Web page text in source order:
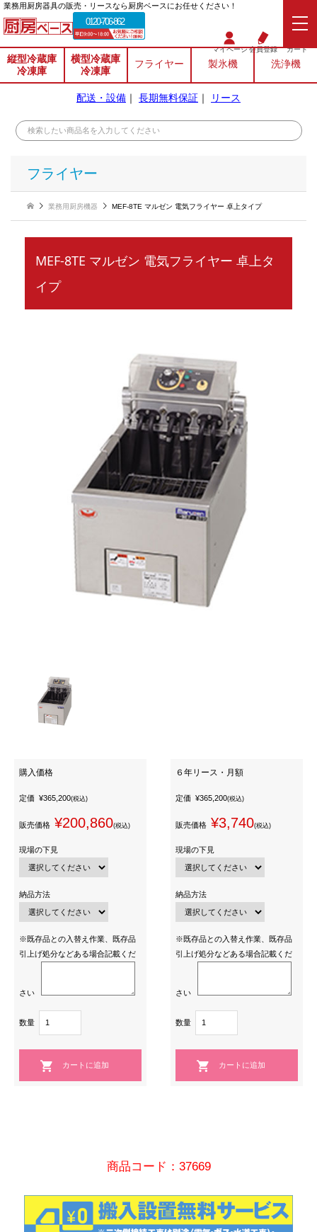
業務⽤厨房器具の販売・リースなら厨房ベースにお任せください！
0120-706-862
マイページ会員登録 カート
縦型冷蔵庫
冷凍庫
横型冷蔵庫
冷凍庫
フライヤー 製氷機 洗浄機
配送・設備 ｜ 長期無料保証 ｜ リース
フライヤー
業務用厨房機器 MEF-8TE マルゼン 電気フライヤー 卓上タイプ
MEF-8TE マルゼン 電気フライヤー 卓上タ
イプ
購入価格
定価 ¥365,200(税込)
販売価格 ¥200,860(税込)
現場の下見
納品方法
※既存品との入替え作業、既存品
引上げ処分などある場合記載くだ
さい
数量
６年リース・月額
定価 ¥365,200(税込)
販売価格 ¥3,740(税込)
現場の下見
納品方法
※既存品との入替え作業、既存品
引上げ処分などある場合記載くだ
さい
数量
商品コード：37669